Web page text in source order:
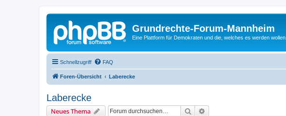
Grundrechte-Forum-Mannheim
Eine Plattform für Demokraten und die, welches es werden wollen.
Schnellzugriff FAQ
Foren-Übersicht Laberecke
Laberecke
Neues Thema Suche